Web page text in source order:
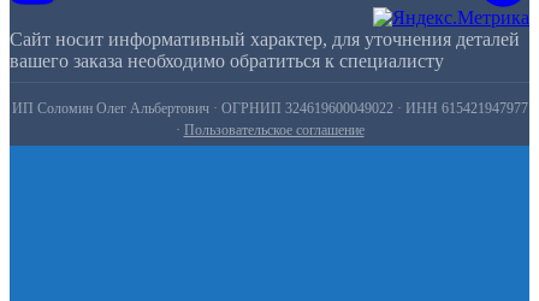
Сайт носит информативный характер, для уточнения деталей
вашего заказа необходимо обратиться к специалисту
ИП Соломин Олег Альбертович · ОГРНИП 324619600049022 · ИНН 615421947977
· Пользовательское соглашение